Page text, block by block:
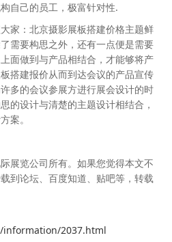
自己的员工，极富针对性.
家：北京摄影展板搭建价格主题鲜
需要构思之外，还有一点便是需要
面做到与产品相结合，才能够将产
搭建报价从而到达会议的产品宣传
多的会议参展方进行展会设计的时
的设计与清楚的主题设计相结合，
案。
展览公司所有。如果您觉得本文不
到论坛、百度知道、贴吧等，转载
information/2037.html